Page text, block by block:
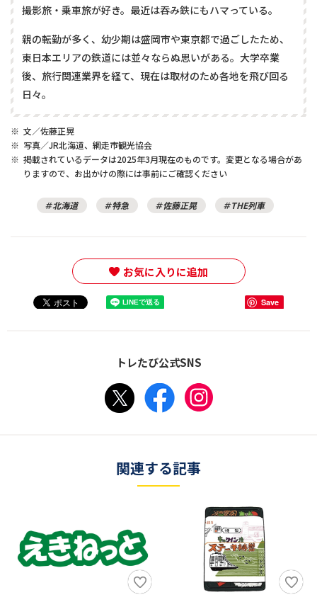
撮影旅・乗車旅が好き。最近は吞み鉄にもハマっている。
親の転勤が多く、幼少期は盛岡市や東京都で過ごしたため、
東日本エリアの鉄道には並々ならぬ思いがある。大学卒業
後、旅行関連業界を経て、現在は取材のため各地を飛び回る
日々。
※ 文／佐藤正晃
※ 写真／JR北海道、網走市観光協会
※ 掲載されているデータは2025年3月現在のものです。変更となる場合があ
りますので、お出かけの際には事前にご確認ください
北海道 特急 佐藤正晃 THE列車
お気に入りに追加
Save
トレたび公式SNS
関連する記事